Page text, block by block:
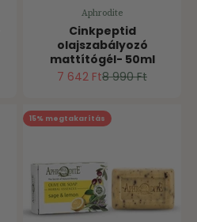
Aphrodite
Cinkpeptid
olajszabályozó
mattítógél- 50ml
Ár
7 642 FtNormál ár
8 990 Ft
15% megtakarítás